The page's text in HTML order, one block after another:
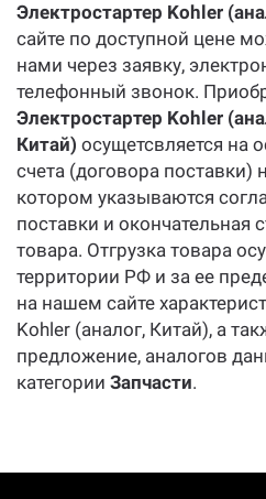
Электростартер Kohler
сайте по доступной цене
нами через заявку,
телефонный звонок.
Электростартер Kohler
Китай) осущетсвляется на
счета (договора поставки)
котором указываются
поставки и окончательная
товара. Отгрузка товара
территории РФ и за ее
на нашем сайте
Kohler (аналог, Китай), а
предложение, аналогов
категории Запчасти.